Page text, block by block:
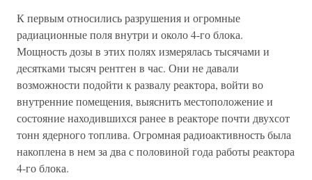
К первым относились разрушения и огромные
радиационные поля внутри и около 4-го блока.
Мощность дозы в этих полях измерялась тысячами и
десятками тысяч рентген в час. Они не давали
возможности подойти к развалу реактора, войти во
внутренние помещения, выяснить местоположение и
состояние находившихся ранее в реакторе почти двухсот
тонн ядерного топлива. Огромная радиоактивность была
накоплена в нем за два с половиной года работы реактора
4-го блока.